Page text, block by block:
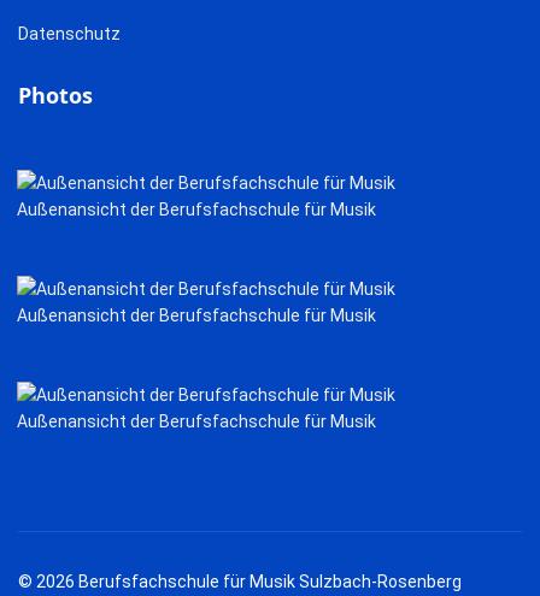
Datenschutz
Photos
Außenansicht der Berufsfachschule für Musik
Außenansicht der Berufsfachschule für Musik
Außenansicht der Berufsfachschule für Musik
© 2026 Berufsfachschule für Musik Sulzbach-Rosenberg